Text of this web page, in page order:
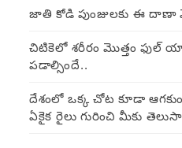
జాతి కోడి పుంజులకు ఈ దాణా
చిటికెలో శరీరం మొత్తం ఫుల్
పడాల్సిందే..
దేశంలో ఒక్క చోట కూడా
ఏకైక రైలు గురించి మీకు